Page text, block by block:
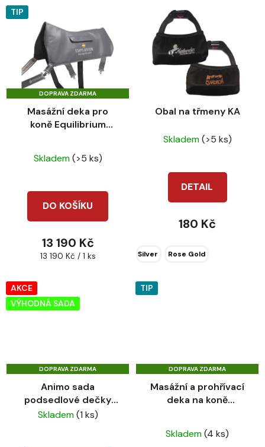
TIP
DOPRAVA ZDARMA
Masážní deka pro
koně Equilibrium
hodnocení
3,4
5
hvězdiček.
Skladem(>5 ks)
DO KOŠÍKU
13 190 Kč
Měrná
13 190 Kč / 1 ks
Obal na třmeny KA
Skladem(>5 ks)
DETAIL
180 Kč
Silver Rose Gold
AKCE
VÝHODNÁ SADA
DOPRAVA ZDARMA
Animo sada
podsedlové dečky
CASABI a WOSMO
Skladem(1 ks)
TIP
DOPRAVA ZDARMA
Masážní a prohřívací
deka na koně
Heatsense
hodnocení
Skladem(4 ks)